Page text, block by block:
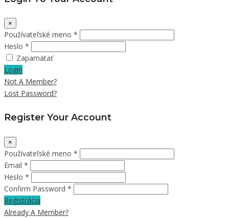
×
Používateľské meno *
Heslo *
Zapamätať
Login
Not A Member?
Lost Password?
Register Your Account
×
Používateľské meno *
Email *
Heslo *
Confirm Password *
Registrácia
Already A Member?